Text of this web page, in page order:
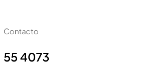
Contacto
55 4073